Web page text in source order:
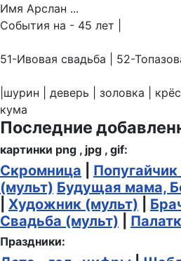
Имя Арслан ...
События на - 45 лет |
51-Ивовая свадьба | 52-
|шурин | деверь | золовка |
кума
Последние
картинки png , jpg , gif:
Скромница
(мульт) Будущая мама,
Художник (мульт)
Свадьба (мульт)
Праздники: